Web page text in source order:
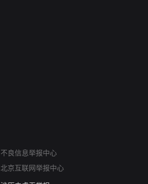
不良信息举报中心
北京互联网举报中心
亚运会举报专区